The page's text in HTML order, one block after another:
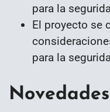
para la
El proyecto se
para la